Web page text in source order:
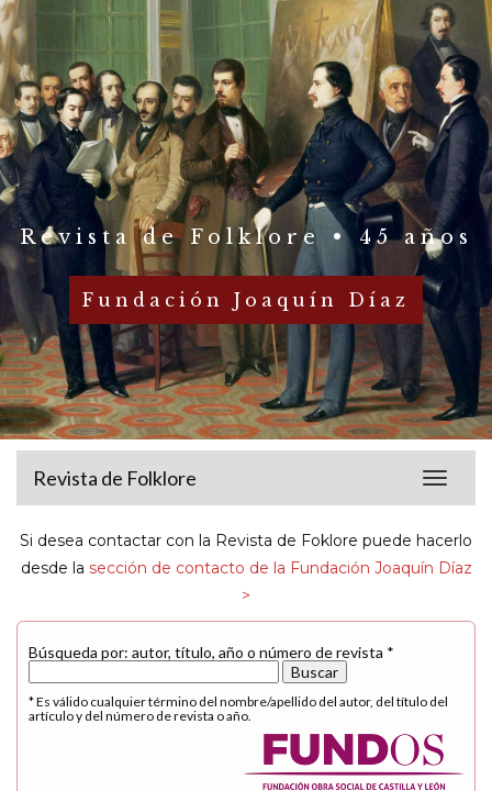
Revista de Folklore • 45 años
Fundación Joaquín Díaz
Toggle
Revista de Folklore
Si desea contactar con la Revista de Foklore puede hacerlo
desde la sección de contacto de la Fundación Joaquín Díaz
>
Búsqueda por: autor, título, año o número de revista *
* Es válido cualquier término del nombre/apellido del autor, del título del
artículo y del número de revista o año.